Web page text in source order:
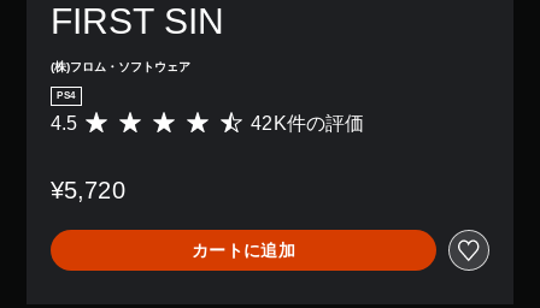
FIRST SIN
(株)フロム・ソフトウェア
PS4
評
は
2
K
、
4.5 42K件の評価
¥5,720
カートに追加